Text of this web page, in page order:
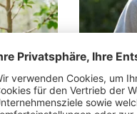
Kiem
„Bio
wertet